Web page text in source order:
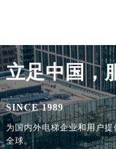
立足中国，
SINCE 1989
为国内外电梯企业和用户
全球。